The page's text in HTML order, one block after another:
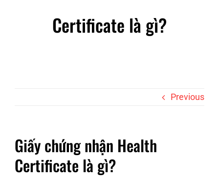
Certificate là gì?
Previous
Giấy chứng nhận Health
Certificate là gì?